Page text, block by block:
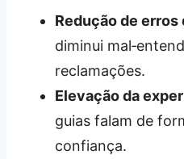
Redução de
diminui
reclamações.
Elevação da
guias falam de
confiança.